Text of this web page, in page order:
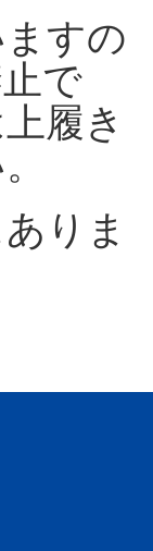
すの
で
履き
りま